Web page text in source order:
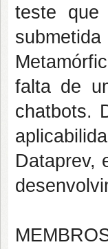
teste que
falta de
chatbots.
Dataprev,